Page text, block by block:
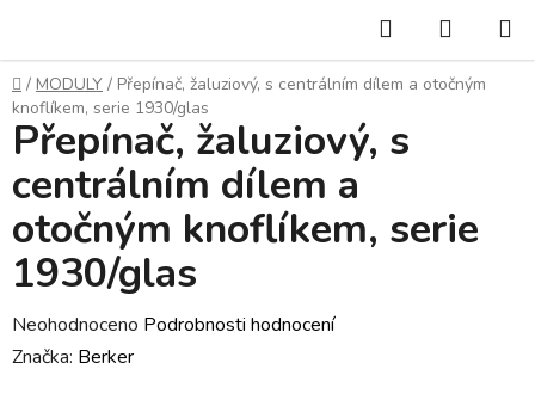
obsah
Hledat
KOŠÍK
Domů
/ MODULY / Přepínač, žaluziový, s centrálním dílem a otočným
knoflíkem, serie 1930/glas
Přepínač, žaluziový, s
centrálním dílem a
otočným knoflíkem, serie
1930/glas
Průměrné
hodnocení
Neohodnoceno Podrobnosti hodnocení
Značka: Berker